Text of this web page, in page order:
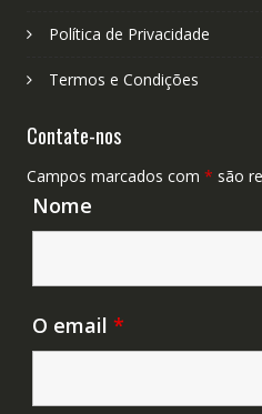
Política de Privacidade
Termos e Condições
Contate-nos
Campos marcados com * são
Nome
O email *